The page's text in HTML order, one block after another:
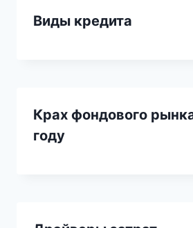
Виды кредита
Крах фондового
году